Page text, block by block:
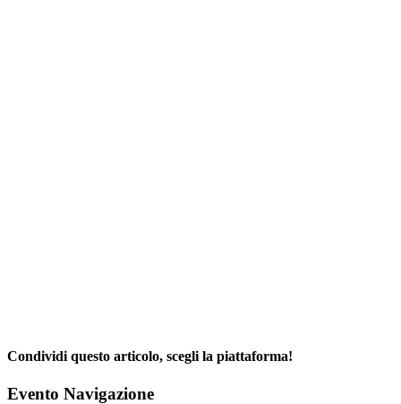
Condividi questo articolo, scegli la piattaforma!
Facebook
X
Reddit
LinkedIn
WhatsApp
Telegram
Tumblr
Pinterest
Email
Evento Navigazione